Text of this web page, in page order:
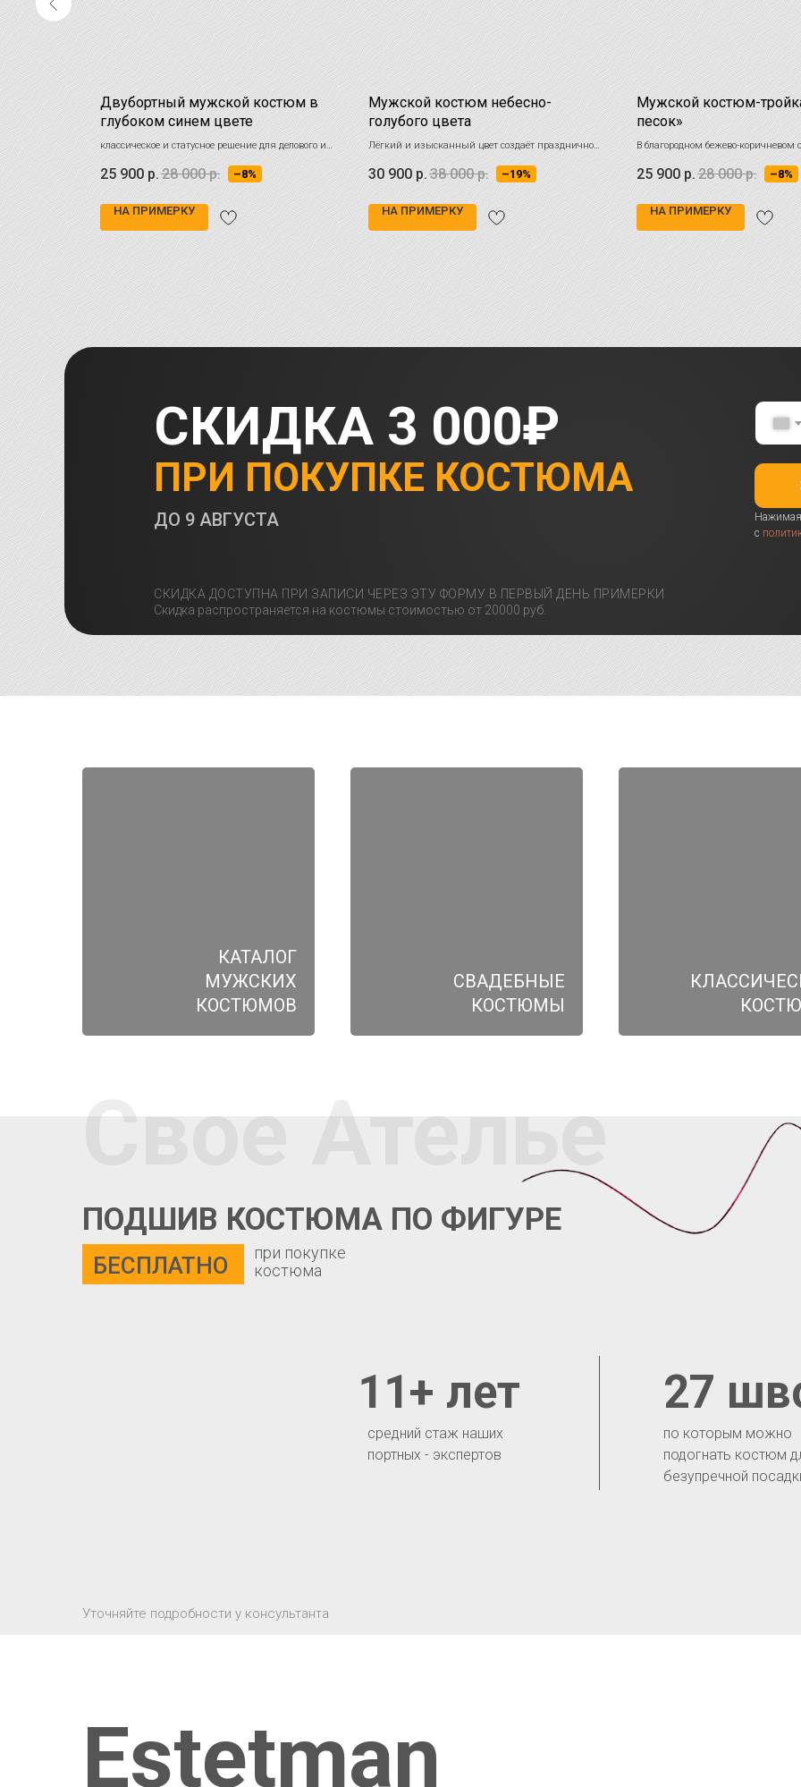
оттенке
Двубортный мужской костюм в
глубоком синем цвете
классическое и статусное решение для делового и
торжественного гардероба
25 900 р. 28 000 р. –8%
НА ПРИМЕРКУ
Мужской костюм небесно-
голубого цвета
Лёгкий и изысканный цвет создаёт праздничное
настроение и делает образ ярким
30 900 р.38 000 р. –19%
НА ПРИМЕРКУ
Мужской костюм-
песок»
В благородном бежево-коричневом
классической клеткой
25 900 р. 28 000 р. –8%
НА ПРИМЕРКУ
ПРИ ПОКУПКЕ КОСТЮМА
СКИДКА 3 000₽
СКИДКА ДОСТУПНА ПРИ ЗАПИСИ ЧЕРЕЗ ЭТУ ФОРМУ В ПЕРВЫЙ ДЕНЬ ПРИМЕРКИ
Скидка распространяется на костюмы стоимостью от 20000 руб.
ДО 9 АВГУСТА
Нажимая
с
КАТАЛОГ
МУЖСКИХ
КОСТЮМОВ
СВАДЕБНЫЕ
КОСТЮМЫ
Свое Ателье
ПОДШИВ КОСТЮМА ПО ФИГУРЕ
БЕСПЛАТНО
по которым можно
подогнать костюм
безупречной
27
средний стаж наших
портных - экспертов
11+ лет
при покупке
костюма
Уточняйте подробности у консультанта
Estetman